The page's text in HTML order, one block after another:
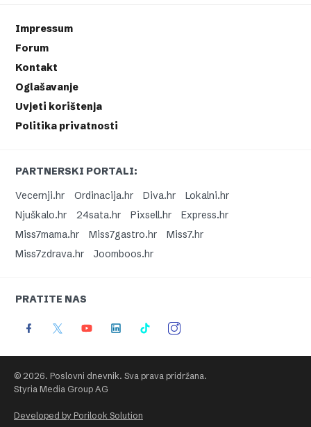
Impressum
Forum
Kontakt
Oglašavanje
Uvjeti korištenja
Politika privatnosti
PARTNERSKI PORTALI:
Vecernji.hr
Ordinacija.hr Diva.hr
Lokalni.hr
Njuškalo.hr
24sata.hr Pixsell.hr
Express.hr
Miss7mama.hr
Miss7gastro.hr
Miss7.hr
Miss7zdrava.hr
Joomboos.hr
PRATITE NAS
© 2026. Poslovni dnevnik. Sva prava pridržana.
Styria Media Group AG
Developed by Porilook Solution